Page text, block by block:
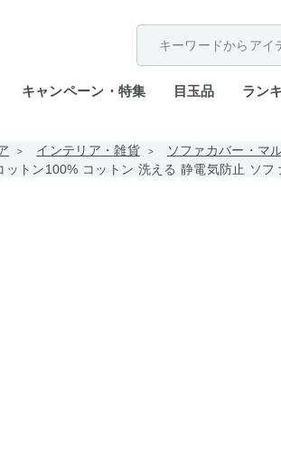
キャンペーン・特集 目玉品 ラン
インテリア・雑貨
ソファカバー・マ
トン100% コットン 洗える 静電気防止 ソ